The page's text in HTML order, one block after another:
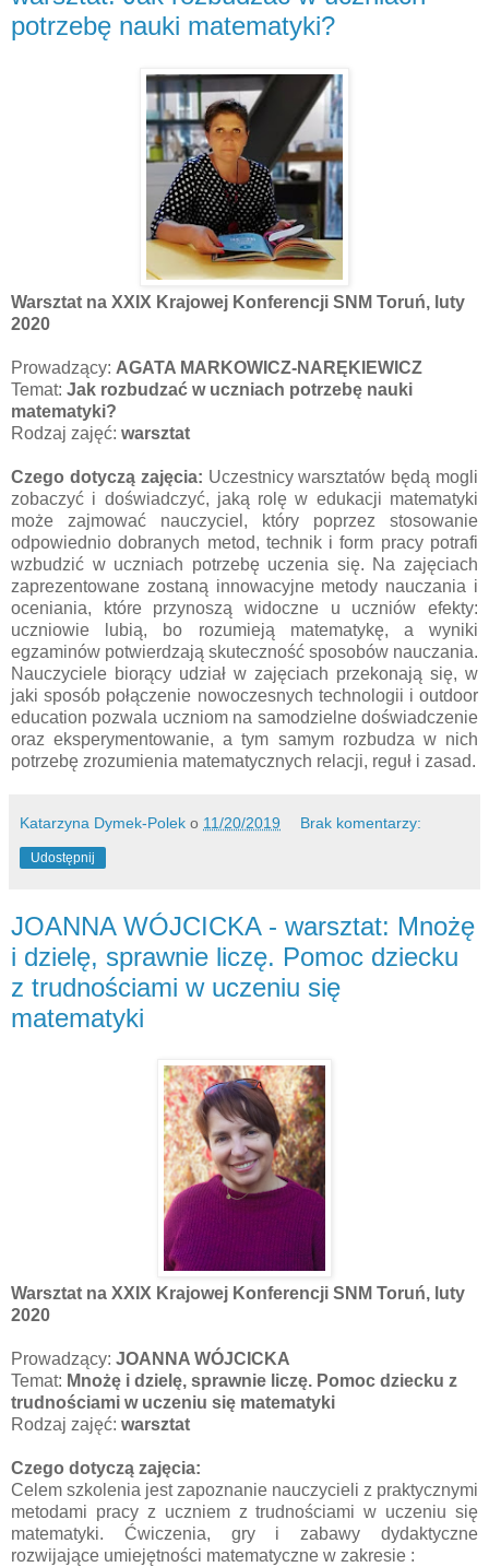
potrzebę nauki matematyki?
Warsztat na XXIX Krajowej Konferencji SNM Toruń, luty
2020
Prowadzący: AGATA MARKOWICZ-NARĘKIEWICZ
Temat: Jak rozbudzać w uczniach potrzebę nauki
matematyki?
Rodzaj zajęć: warsztat
Czego dotyczą zajęcia: Uczestnicy warsztatów będą mogli
zobaczyć i doświadczyć, jaką rolę w edukacji matematyki
może zajmować nauczyciel, który poprzez stosowanie
odpowiednio dobranych metod, technik i form pracy potrafi
wzbudzić w uczniach potrzebę uczenia się. Na zajęciach
zaprezentowane zostaną innowacyjne metody nauczania i
oceniania, które przynoszą widoczne u uczniów efekty:
uczniowie lubią, bo rozumieją matematykę, a wyniki
egzaminów potwierdzają skuteczność sposobów nauczania.
Nauczyciele biorący udział w zajęciach przekonają się, w
jaki sposób połączenie nowoczesnych technologii i outdoor
education pozwala uczniom na samodzielne doświadczenie
oraz eksperymentowanie, a tym samym rozbudza w nich
potrzebę zrozumienia matematycznych relacji, reguł i zasad.
Katarzyna Dymek-Polek o 11/20/2019 Brak komentarzy:
Udostępnij
JOANNA WÓJCICKA - warsztat: Mnożę
i dzielę, sprawnie liczę. Pomoc dziecku
z trudnościami w uczeniu się
matematyki
Warsztat na XXIX Krajowej Konferencji SNM Toruń, luty
2020
Prowadzący: JOANNA WÓJCICKA
Temat: Mnożę i dzielę, sprawnie liczę. Pomoc dziecku z
trudnościami w uczeniu się matematyki
Rodzaj zajęć: warsztat
Czego dotyczą zajęcia:
Celem szkolenia jest zapoznanie nauczycieli z praktycznymi
metodami pracy z uczniem z trudnościami w uczeniu się
matematyki. Ćwiczenia, gry i zabawy dydaktyczne
rozwijające umiejętności matematyczne w zakresie :